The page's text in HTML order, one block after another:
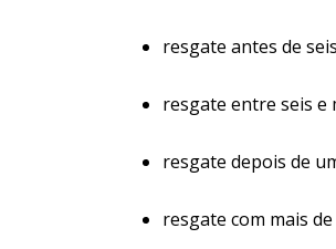
resgate antes de
resgate entre seis e
resgate depois de
resgate com mais